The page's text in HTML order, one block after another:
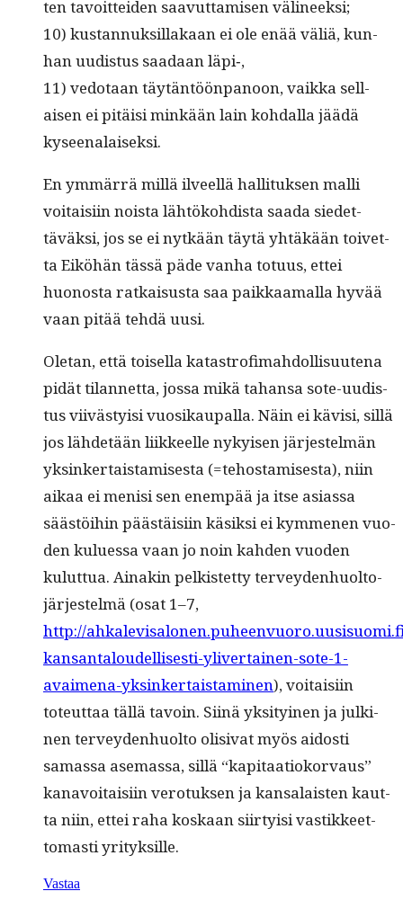
ten tavoit­tei­den saavut­tamisen välineeksi;
10) kus­tan­nuk­sil­lakaan ei ole enää väliä, kun­
han uud­is­tus saadaan läpi‑,
11) vedo­taan täytän­töön­panoon, vaik­ka sel­l­
aisen ei pitäisi minkään lain kohdal­la jäädä
kyseenalaiseksi.
En ymmär­rä mil­lä ilveel­lä hal­li­tuk­sen malli
voitaisi­in noista lähtöko­hdista saa­da siedet­
täväk­si, jos se ei nytkään täytä yhtäkään toivet­
ta Eiköhän tässä päde van­ha totu­us, ettei
huonos­ta ratkais­us­ta saa paikkaa­mal­la hyvää
vaan pitää tehdä uusi.
Ole­tan, että toisel­la katas­trofimah­dol­lisuute­na
pidät tilan­net­ta, jos­sa mikä tahansa sote-uud­is­
tus viivästy­isi vuosikau­pal­la. Näin ei kävisi, sil­lä
jos lähde­tään liik­keelle nykyisen jär­jestelmän
yksinker­tais­tamis­es­ta (=tehostamis­es­ta), niin
aikaa ei menisi sen enem­pää ja itse asi­as­sa
säästöi­hin päästäisi­in käsik­si ei kymme­nen vuo­
den kulues­sa vaan jo noin kah­den vuo­den
kulut­tua. Ainakin pelk­istet­ty ter­vey­den­huolto­
jär­jestelmä (osat 1–7,
http://
kansantaloudellisesti-ylivertainen-sote-1-
avaimena-yksinkertaistaminen), voitaisi­in
toteut­taa täl­lä tavoin. Siinä yksi­tyi­nen ja julki­
nen ter­vey­den­huolto oli­si­vat myös aidosti
samas­sa ase­mas­sa, sil­lä “kap­i­taa­tioko­r­vaus”
kanavoitaisi­in vero­tuk­sen ja kansalais­ten kaut­
ta niin, ettei raha koskaan siir­ty­isi vastik­keet­
tomasti yrityksille.
Vastaa